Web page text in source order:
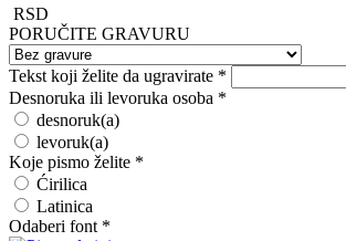
RSD
PORUČITE GRAVURU
Tekst koji želite da ugravirate *
Desnoruka ili levoruka osoba *
desnoruk(a)
levoruk(a)
Koje pismo želite *
Ćirilica
Latinica
Odaberi font *